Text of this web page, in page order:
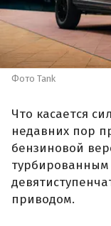
Фото Tank
Что касается
недавних пор
бензиновой
турбированным
приводом.